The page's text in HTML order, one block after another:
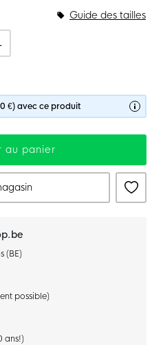
Guide des tailles
€) avec ce produit
au panier
(BE)
possible)
ans!)